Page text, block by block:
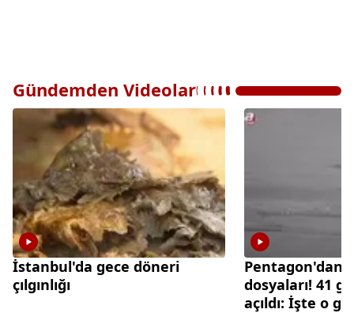
Gündemden Videolar
İstanbul'da gece döneri
çılgınlığı
Pentagon'dan
dosyaları! 41
açıldı: İşte o